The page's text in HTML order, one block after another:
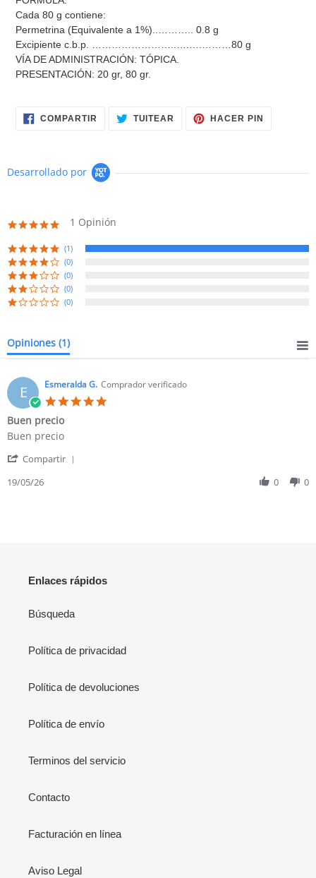
compra
Cada 80 g contiene:
Permetrina (Equivalente a 1%)..……….. 0.8 g
Excipiente c.b.p. ……………………..….….………80 g
VÍA DE ADMINISTRACIÓN: TÓPICA.
PRESENTACIÓN: 20 gr, 80 gr.
COMPARTIR COMPARTIRTUITEAR TUITEARHACER PIN
Desarrollado por
5.0
rating
1 Opinión
(1)
(0)
(0)
(0)
(0)
Opiniones (1)
E Esmeralda G. Comprador verificado
Buen precio
Review
Esmeralda
on
review
Buen
Buen precio
Compartir
19/05/26 0 0
Enlaces rápidos
Búsqueda
Política de privacidad
Política de devoluciones
Política de envío
Terminos del servicio
Contacto
Facturación en línea
Aviso Legal